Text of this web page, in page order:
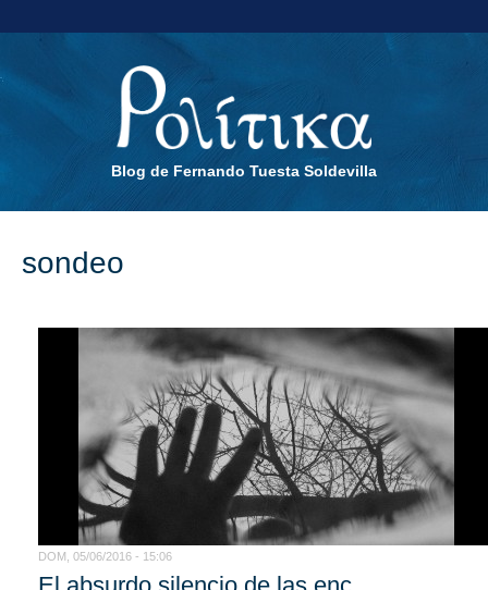
Blog de Fernando Tuesta Soldevilla
sondeo
DOM, 05/06/2016 - 15:06